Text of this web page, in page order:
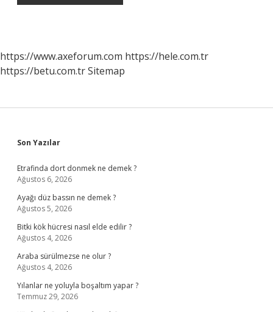
https://www.axeforum.com https://hele.com.tr
https://betu.com.trSitemap
Sidebar
Son Yazılar
Etrafinda dort donmek ne demek ?
Ağustos 6, 2026
Ayağı düz bassın ne demek ?
Ağustos 5, 2026
Bitki kök hücresi nasıl elde edilir ?
Ağustos 4, 2026
Araba sürülmezse ne olur ?
Ağustos 4, 2026
Yılanlar ne yoluyla boşaltım yapar ?
Temmuz 29, 2026